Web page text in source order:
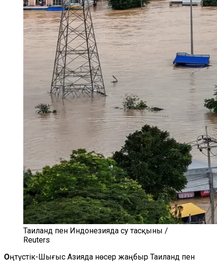
Таиланд пен Индонезияда су тасқыны /
Reuters
Оңтүстік-Шығыс Азияда нөсер жаңбыр Таиланд пен